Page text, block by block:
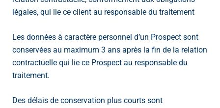
légales, qui lie ce client au responsable du traitement
Les données à caractère personnel d’un Prospect sont
conservées au maximum 3 ans après la fin de la relation
contractuelle qui lie ce Prospect au responsable du
traitement.
Des délais de conservation plus courts sont